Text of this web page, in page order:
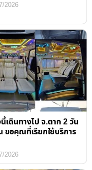
2026
เดินทางไป จ.ตาก 2 วัน
ขอคุณที่เรียกใช้บริการ
2026